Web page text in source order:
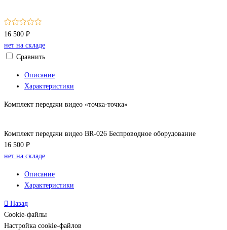
16 500 ₽
нет на складе
Сравнить
Описание
Характеристики
Комплект передачи видео «точка-точка»
Комплект передачи видео BR-026 Беспроводное оборудование
16 500 ₽
нет на складе
Описание
Характеристики
Назад
Cookie-файлы
Настройка cookie-файлов